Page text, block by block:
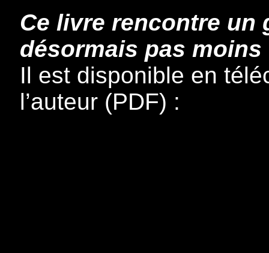
Ce livre rencontre un
désormais pas moins
Il est disponible en
l’auteur (PDF) :